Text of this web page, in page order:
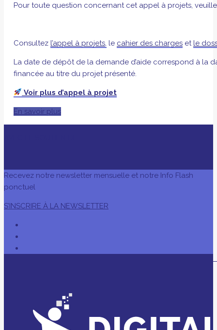
Pour toute question concernant cet appel à projets,
Consultez l’appel à projets, le cahier des charges et le
La date de dépôt de la demande d’aide correspond à la
financée au titre du projet présenté.
Voir plus d’appel à projet
En savoir plus
Recevez notre newsletter mensuelle et notre Info Flash
ponctuel
S’INSCRIRE À LA NEWSLETTER